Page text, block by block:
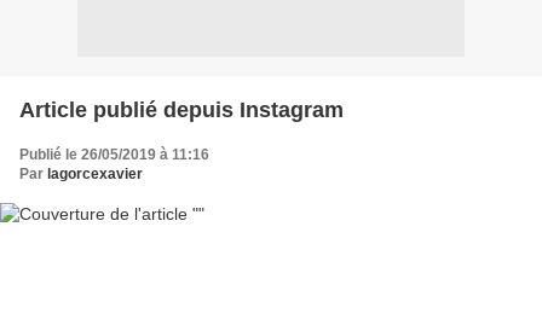
Article publié depuis Instagram
Publié le 26/05/2019 à 11:16
Par lagorcexavier